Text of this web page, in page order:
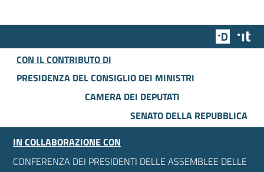
Team
CON IL CONTRIBUTO DI
PRESIDENZA DEL CONSIGLIO DEI MINISTRI
CAMERA DEI DEPUTATI
SENATO DELLA REPUBBLICA
IN COLLABORAZIONE CON
CONFERENZA DEI PRESIDENTI DELLE ASSEMBLEE DELLE